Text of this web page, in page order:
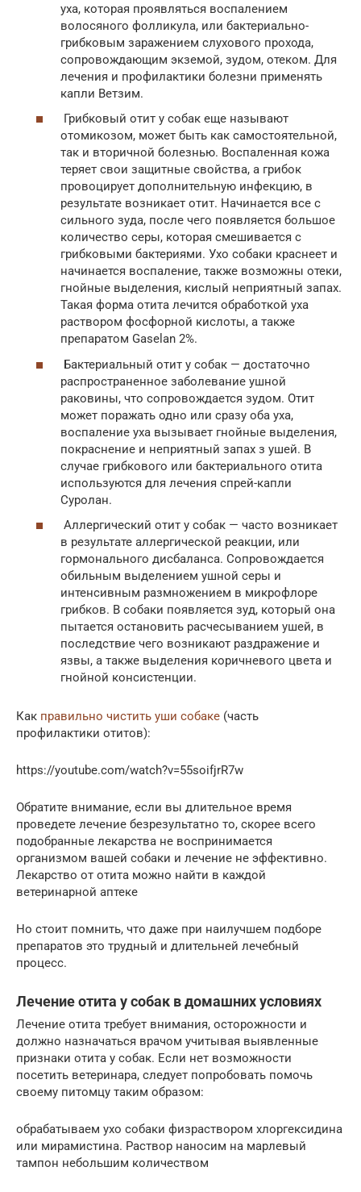
уха, которая проявляться воспалением
волосяного фолликула, или бактериально-
грибковым заражением слухового прохода,
сопровождающим экземой, зудом, отеком. Для
лечения и профилактики болезни применять
капли Ветзим.
Грибковый отит у собак еще называют
отомикозом, может быть как самостоятельной,
так и вторичной болезнью. Воспаленная кожа
теряет свои защитные свойства, а грибок
провоцирует дополнительную инфекцию, в
результате возникает отит. Начинается все с
сильного зуда, после чего появляется большое
количество серы, которая смешивается с
грибковыми бактериями. Ухо собаки краснеет и
начинается воспаление, также возможны отеки,
гнойные выделения, кислый неприятный запах.
Такая форма отита лечится обработкой уха
раствором фосфорной кислоты, а также
препаратом Gaselan 2%.
Бактериальный отит у собак — достаточно
распространенное заболевание ушной
раковины, что сопровождается зудом. Отит
может поражать одно или сразу оба уха,
воспаление уха вызывает гнойные выделения,
покраснение и неприятный запах з ушей. В
случае грибкового или бактериального отита
используются для лечения спрей-капли
Суролан.
Аллергический отит у собак — часто возникает
в результате аллергической реакции, или
гормонального дисбаланса. Сопровождается
обильным выделением ушной серы и
интенсивным размножением в микрофлоре
грибков. В собаки появляется зуд, который она
пытается остановить расчесыванием ушей, в
последствие чего возникают раздражение и
язвы, а также выделения коричневого цвета и
гнойной консистенции.
Как правильно чистить уши собаке (часть
профилактики отитов):
https://youtube.com/watch?v=55soifjrR7w
Обратите внимание, если вы длительное время
проведете лечение безрезультатно то, скорее всего
подобранные лекарства не воспринимается
организмом вашей собаки и лечение не эффективно.
Лекарство от отита можно найти в каждой
ветеринарной аптеке
Но стоит помнить, что даже при наилучшем подборе
препаратов это трудный и длительней лечебный
процесс.
Лечение отита у собак в домашних условиях
Лечение отита требует внимания, осторожности и
должно назначаться врачом учитывая выявленные
признаки отита у собак. Если нет возможности
посетить ветеринара, следует попробовать помочь
своему питомцу таким образом:
обрабатываем ухо собаки физраствором хлоргексидина
или мирамистина. Раствор наносим на марлевый
тампон небольшим количеством